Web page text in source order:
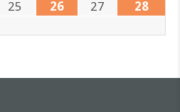
25 26 27
28